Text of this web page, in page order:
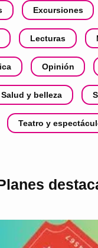
Excursiones
Lecturas
Opinión
Salud y belleza
Teatro y